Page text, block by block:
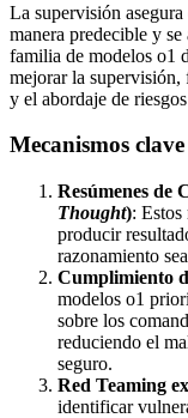
La supervisión
manera predecible y
familia de modelos o1
mejorar la supervisión,
y el abordaje de
Mecanismos
Resúmenes de
Thought): Estos
producir
razonamiento
Cumplimiento
modelos o1
sobre los
reduciendo el
seguro.
Red Teaming
identificar